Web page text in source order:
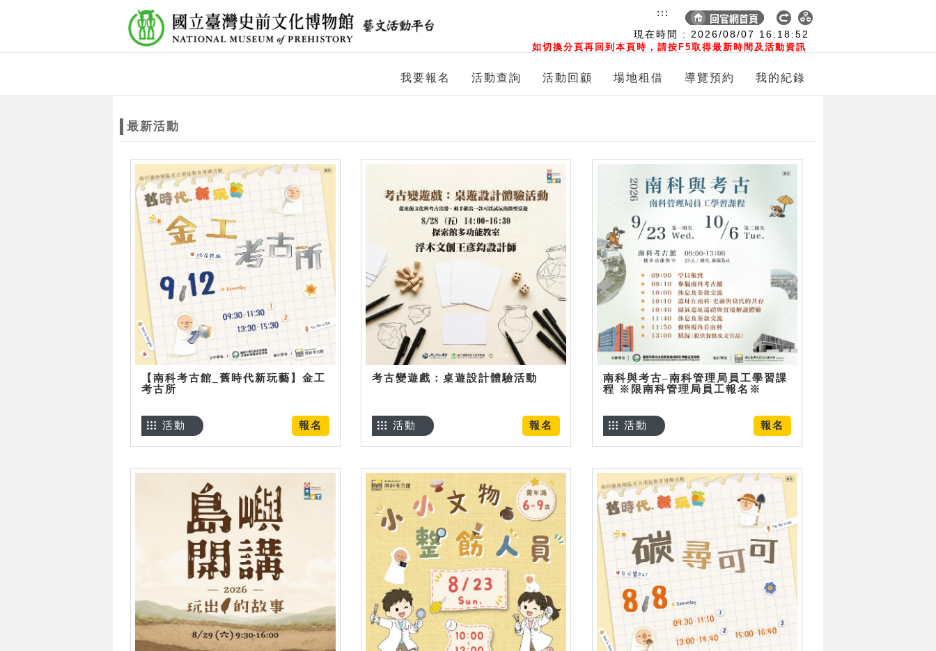
現在時間 : 2026/08/07 16:18:53
如切換分頁再回到本頁時，請按F5取得最新時間及活動資訊
:::
我要報名 活動查詢 活動回顧 場地租借 導覽預約 我的紀錄
最新活動
【南科考古館_舊時代新玩藝】金工
考古所
報名
活動
考古變遊戲：桌遊設計體驗活動
報名
活動
南科與考古–南科管理局員工學習課
程 ※限南科管理局員工報名※
報名
活動